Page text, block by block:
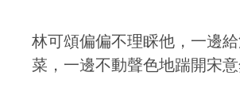
林可頌偏偏不理睬他，一邊
菜，一邊不動聲色地踹開宋意